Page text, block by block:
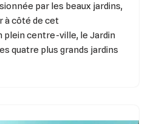
par les beaux jardins,
à côté de cet
plein centre-ville, le Jardin
quatre plus grands jardins